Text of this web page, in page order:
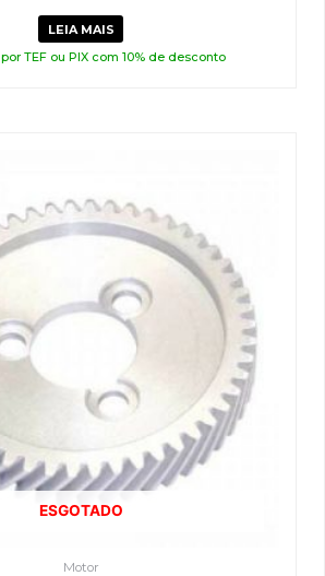
LEIA MAIS
por TEF ou PIX com 10% de desconto
ESGOTADO
Motor